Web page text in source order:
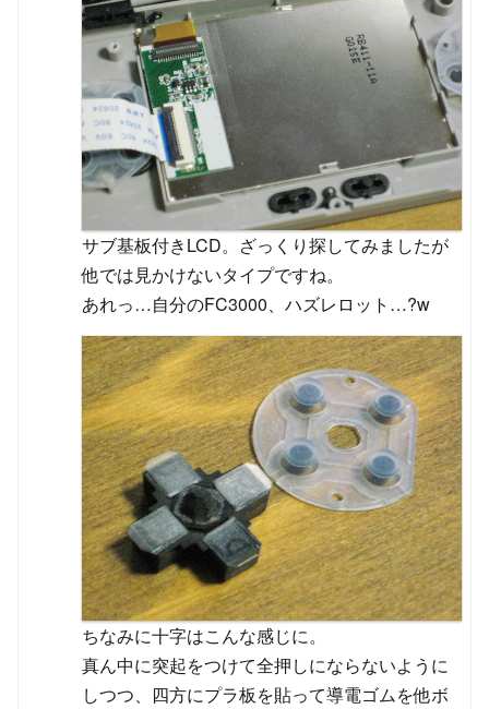
サブ基板付きLCD。ざっくり探してみましたが
他では見かけないタイプですね。
あれっ…自分のFC3000、ハズレロット…?w
ちなみに十字はこんな感じに。
真ん中に突起をつけて全押しにならないように
しつつ、四方にプラ板を貼って導電ゴムを他ボ